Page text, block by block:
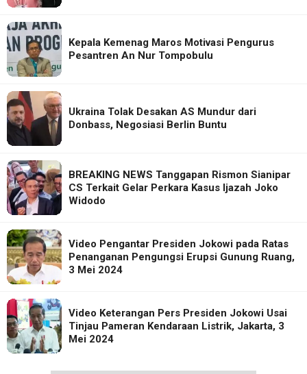
Kepala Kemenag Maros Motivasi Pengurus
Pesantren An Nur Tompobulu
Ukraina Tolak Desakan AS Mundur dari
Donbass, Negosiasi Berlin Buntu
BREAKING NEWS Tanggapan Rismon Sianipar
CS Terkait Gelar Perkara Kasus Ijazah Joko
Widodo
Video Pengantar Presiden Jokowi pada Ratas
Penanganan Pengungsi Erupsi Gunung Ruang,
3 Mei 2024
Video Keterangan Pers Presiden Jokowi Usai
Tinjau Pameran Kendaraan Listrik, Jakarta, 3
Mei 2024